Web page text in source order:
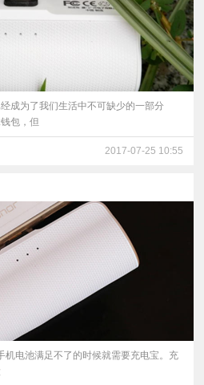
成为了我们生活中不可缺少的一部分
包，但
2017-07-25 10:55
电池满足不了的时候就需要充电宝。充